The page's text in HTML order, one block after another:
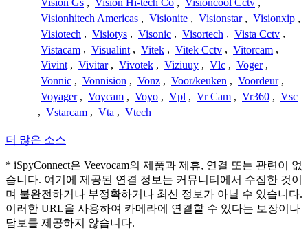
Vision Gs , Vision Hi-tech Co , Visioncool Cctv ,
Visionhitech Americas , Visionite , Visionstar , Visionxip ,
Visiotech , Visiotys , Visonic , Visortech , Vista Cctv ,
Vistacam , Visualint , Vitek , Vitek Cctv , Vitorcam ,
Vivint , Vivitar , Vivotek , Viziuuy , Vlc , Voger ,
Vonnic , Vonnision , Vonz , Voor/keuken , Voordeur ,
Voyager , Voycam , Voyo , Vpl , Vr Cam , Vr360 , Vsc
, Vstarcam , Vta , Vtech
더 많은 소스
* iSpyConnect은 Veevocam의 제품과 제휴, 연결 또는 관련이 없
습니다. 여기에 제공된 연결 정보는 커뮤니티에서 수집한 것이
며 불완전하거나 부정확하거나 최신 정보가 아닐 수 있습니다.
이러한 URL을 사용하여 카메라에 연결할 수 있다는 보장이나
담보를 제공하지 않습니다.